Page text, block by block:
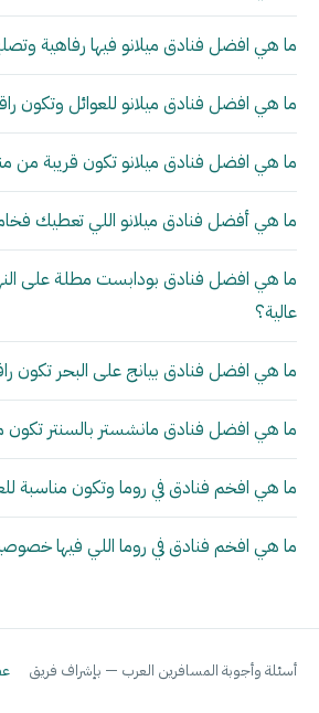
ما هي افضل فنادق ميلانو فيها رفاهية
ما هي افضل فنادق ميلانو للعوائل وتكون
ما هي افضل فنادق ميلانو تكون قريبة من
ما هي أفضل فنادق ميلانو اللي تعطيك
ما هي افضل فنادق بودابست مطلة على
عالية؟
ما هي افضل فنادق بيانج على البحر تكون
ما هي افضل فنادق مانشستر بالسنتر تكون
ما هي افخم فنادق في روما وتكون مناسبة
ما هي افخم فنادق في روما اللي فيها
أسئلة وأجوبة المسافرين العرب — بإشراف فريق